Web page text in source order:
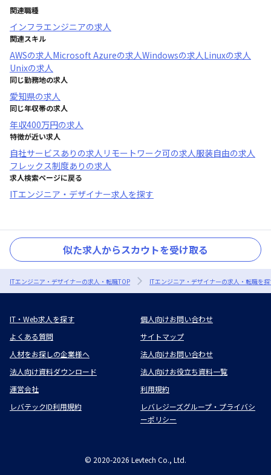
関連職種
インフラエンジニアの求人
関連スキル
AWSの求人Microsoft Azureの求人Windowsの求人Linuxの求人
Unixの求人
同じ勤務地の求人
愛知県の求人
同じ年収帯の求人
年収400万円の求人
特徴が近い求人
自社サービスあり の求人 リモートワーク可の求人服装自由の求人
フレックス制度あり の求人
求人検索ページに戻る
ITエンジニア・デザイナー求人を探す
似た求人からスカウトを受け取る
ITエンジニア・デザイナーの求人・転職TOP ITエンジニア・デザイナーの求人・転職を
IT・Web求人を探す
個人向けお問い合わせ
よくある質問
サイトマップ
人材をお探しの企業様へ
法人向けお問い合わせ
法人向け資料ダウンロード
法人向けお役立ち資料一覧
運営会社
利用規約
レバテックID利用規約
レバレジーズグループ・プライバシ
ーポリシー
© 2020-2026 Levtech Co., Ltd.